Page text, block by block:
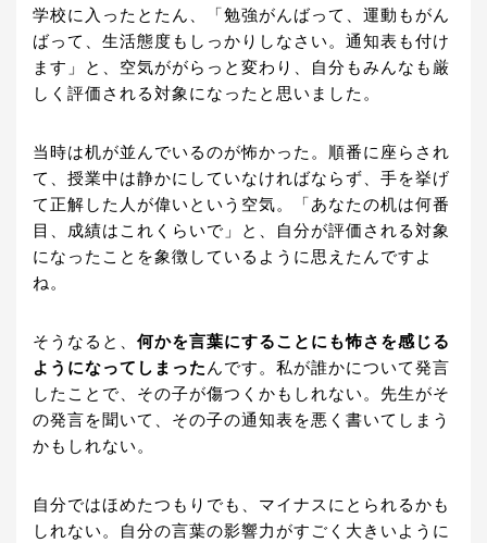
学校に入ったとたん、「勉強がんばって、運動もがん
ばって、生活態度もしっかりしなさい。通知表も付け
ます」と、空気ががらっと変わり、自分もみんなも厳
しく評価される対象になったと思いました。
当時は机が並んでいるのが怖かった。順番に座らされ
て、授業中は静かにしていなければならず、手を挙げ
て正解した人が偉いという空気。「あなたの机は何番
目、成績はこれくらいで」と、自分が評価される対象
になったことを象徴しているように思えたんですよ
ね。
そうなると、 何かを言葉にすることにも怖さを感じる
ようになってしまったんです。私が誰かについて発言
したことで、その子が傷つくかもしれない。先生がそ
の発言を聞いて、その子の通知表を悪く書いてしまう
かもしれない。
自分ではほめたつもりでも、マイナスにとられるかも
しれない。自分の言葉の影響力がすごく大きいように